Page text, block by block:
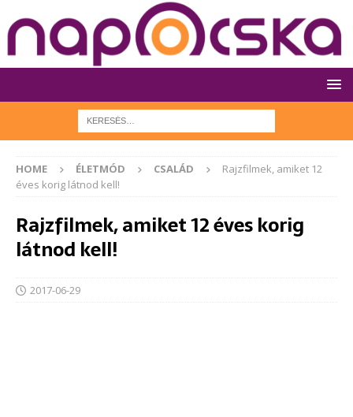
HOME ÉLETMÓD CSALÁD
Rajzfilmek, amiket 12
éves korig látnod kell!
Rajzfilmek, amiket 12 éves korig
látnod kell!
2017-06-29